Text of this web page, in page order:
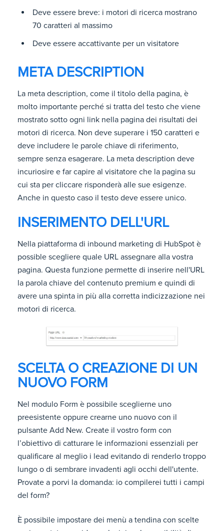
Deve essere breve: i motori di ricerca mostrano
70 caratteri al massimo
Deve essere accattivante per un visitatore
META DESCRIPTION
La meta description, come il titolo della pagina, è
molto importante perché si tratta del testo che viene
mostrato sotto ogni link nella pagina dei risultati dei
motori di ricerca. Non deve superare i 150 caratteri e
deve includere le parole chiave di riferimento,
sempre senza esagerare. La meta description deve
incuriosire e far capire al visitatore che la pagina su
cui sta per cliccare risponderà alle sue esigenze.
Anche in questo caso il testo deve essere unico.
INSERIMENTO DELL'URL
Nella piattaforma di inbound marketing di HubSpot è
possible scegliere quale URL assegnare alla vostra
pagina. Questa funzione permette di inserire nell'URL
la parola chiave del contenuto premium e quindi di
avere una spinta in più alla corretta indicizzazione nei
motori di ricerca.
SCELTA O CREAZIONE DI UN
NUOVO FORM
Nel modulo Form è possibile sceglierne uno
preesistente oppure crearne uno nuovo con il
pulsante Add New. Create il vostro form con
l’obiettivo di catturare le informazioni essenziali per
qualificare al meglio i lead evitando di renderlo troppo
lungo o di sembrare invadenti agli occhi dell'utente.
Provate a porvi la domanda: io compilerei tutti i campi
del form?
È possibile impostare dei menù a tendina con scelte